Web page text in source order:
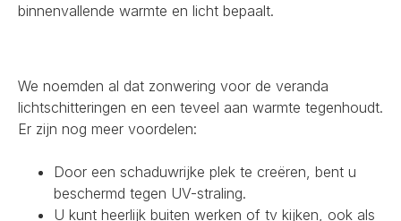
binnenvallende warmte en licht bepaalt.
We noemden al dat zonwering voor de veranda
lichtschitteringen en een teveel aan warmte tegenhoudt.
Er zijn nog meer voordelen:
Door een schaduwrijke plek te creëren, bent u
beschermd tegen UV-straling.
U kunt heerlijk buiten werken of tv kijken, ook als